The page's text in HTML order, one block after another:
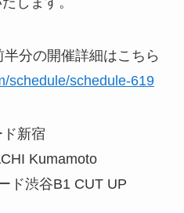
分の開催詳細はこちら
schedule/schedule-619
新宿
Kumamoto
ド渋谷B1 CUT UP